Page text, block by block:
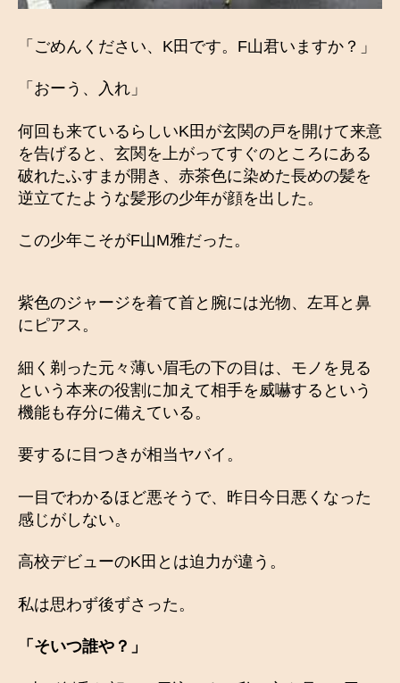
「ごめんください、K田です。F山君いますか？」
「おーう、入れ」
何回も来ているらしいK田が玄関の戸を開けて来意
を告げると、玄関を上がってすぐのところにある
破れたふすまが開き、赤茶色に染めた長めの髪を
逆立てたような髪形の少年が顔を出した。
この少年こそがF山M雅だった。
紫色のジャージを着て首と腕には光物、左耳と鼻
にピアス。
細く剃った元々薄い眉毛の下の目は、モノを見る
という本来の役割に加えて相手を威嚇するという
機能も存分に備えている。
要するに目つきが相当ヤバイ。
一目でわかるほど悪そうで、昨日今日悪くなった
感じがしない。
高校デビューのK田とは迫力が違う。
私は思わず後ずさった。
「そいつ誰や？」